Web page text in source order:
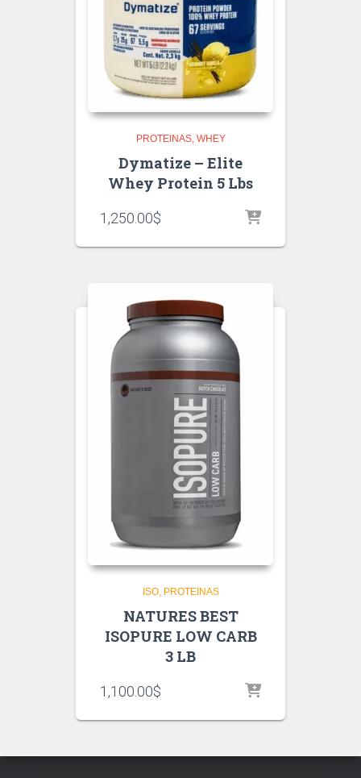
PROTEINAS WHEY
Dymatize – Elite
Whey Protein 5 Lbs
1,250.00$
ISO PROTEINAS
NATURES BEST
ISOPURE LOW CARB
3 LB
1,100.00$